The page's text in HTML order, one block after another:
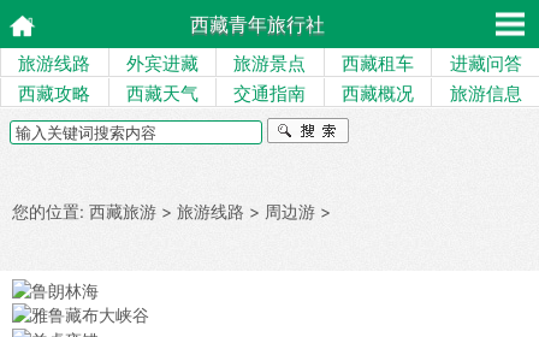
西藏青年旅行社
旅游线路 外宾进藏 旅游景点 西藏租车
进藏问答
西藏攻略
西藏天气 交通指南 西藏概况 旅游信息
您的位置: 西藏旅游 > 旅游线路 > 周边游 >